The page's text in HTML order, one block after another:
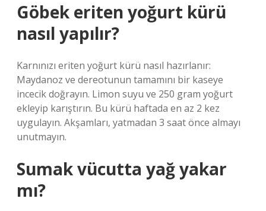
Göbek eriten yoğurt kürü
nasıl yapılır?
Karnınızı eriten yoğurt kürü nasıl hazırlanır:
Maydanoz ve dereotunun tamamını bir kaseye
incecik doğrayın. Limon suyu ve 250 gram yoğurt
ekleyip karıştırın. Bu kürü haftada en az 2 kez
uygulayın. Akşamları, yatmadan 3 saat önce almayı
unutmayın.
Sumak vücutta yağ yakar
mı?